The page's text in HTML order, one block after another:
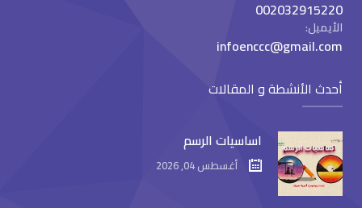
002032915220
الأيميل:
infoenccc@gmail.com
أحدث الأنشطة و المقالات
اساسيات الرسم
أغسطس 04, 2026